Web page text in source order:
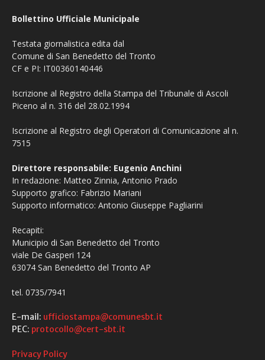
Bollettino Ufficiale Municipale
Testata giornalistica edita dal
Comune di San Benedetto del Tronto
CF e PI: IT00360140446
Iscrizione al Registro della Stampa del Tribunale di Ascoli
Piceno al n. 316 del 28.02.1994
Iscrizione al Registro degli Operatori di Comunicazione al n.
7515
Direttore responsabile: Eugenio Anchini
In redazione: Matteo Zinnia, Antonio Prado
Supporto grafico: Fabrizio Mariani
Supporto informatico: Antonio Giuseppe Pagliarini
Recapiti:
Municipio di San Benedetto del Tronto
viale De Gasperi 124
63074 San Benedetto del Tronto AP
tel. 0735/7941
E-mail: ufficiostampa@comunesbt.it
PEC: protocollo@cert-sbt.it
Privacy Policy